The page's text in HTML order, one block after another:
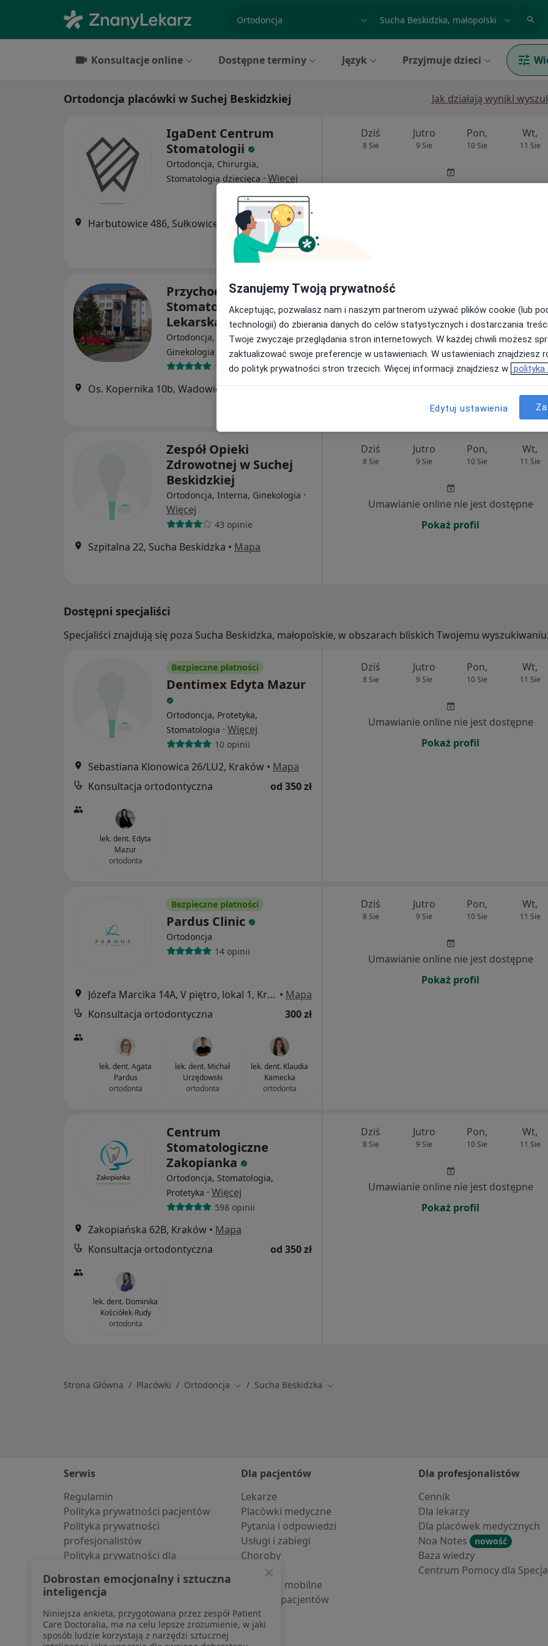
Konsultacje online Dostępne terminy Język Przyjmuje dzieci
Ortodoncja placówki w Suchej Beskidzkiej Jak działają wyniki
IgaDent Centrum
Stomatologii
Ortodoncja, Chirurgia,
Stomatologia dziecięca · Więcej
Harbutowice 486, Sułkowice Mapa
Dziś
8 Sie
Jutro
9 Sie
Pon,
10 Sie
Wt,
11 Sie
Przychodnia
Stomatologiczno -
Lekarska "MEDYCYNA"
Ortodoncja, Stomatologia,
Ginekologia
Więcej
15 opinii
Os. Kopernika 10b, Wadowice
Dziś
11 Sie
Umawianie online nie jest dostępne
Pokaż profil
Zespół Opieki
Zdrowotnej w Suchej
Beskidzkiej
Ortodoncja, Interna, Ginekologia ·
Więcej
43 opinie
Szpitalna 22, Sucha Beskidzka • Mapa
Dziś
8 Sie
Jutro
9 Sie
Pon,
10 Sie
Wt,
11 Sie
Umawianie online nie jest dostępne
Pokaż profil
Dostępni specjaliści
Specjaliści znajdują się poza Sucha Beskidzka, małopolskie, w obszarach bliskich Twojemu wyszukiwaniu.
Bezpieczne płatności
Dentimex Edyta Mazur
Ortodoncja, Protetyka,
Stomatologia · Więcej
10 opinii
Sebastiana Klonowica 26/LU2, Kraków • Mapa
Konsultacja ortodontyczna
od 350 zł
lek. dent. Edyta
Mazur
ortodonta
Dziś
8 Sie
Jutro
9 Sie
Pon,
10 Sie
Wt,
11 Sie
Umawianie online nie jest dostępne
Pokaż profil
Bezpieczne płatności
Pardus Clinic
Ortodoncja
14 opinii
Józefa Marcika 14A, V piętro, lokal 1, Kraków • Mapa
Konsultacja ortodontyczna
300 zł
lek. dent. Agata
Pardus
ortodonta
lek. dent. Michał
Urzędowski
ortodonta
lek. dent. Klaudia
Kamecka
ortodonta
Dziś
8 Sie
Jutro
9 Sie
Pon,
10 Sie
Wt,
11 Sie
Umawianie online nie jest dostępne
Pokaż profil
Centrum
Stomatologiczne
Zakopianka
Ortodoncja, Stomatologia,
Protetyka · Więcej
598 opinii
Zakopiańska 62B, Kraków • Mapa
Konsultacja ortodontyczna
od 350 zł
lek. dent. Dominika
Kościółek-Rudy
ortodonta
Dziś
8 Sie
Jutro
9 Sie
Pon,
10 Sie
Wt,
11 Sie
Umawianie online nie jest dostępne
Pokaż profil
Strona Główna Placówki Ortodoncja Zmień miasto
Sucha Beskidzka Zmień miasto
Serwis
Regulamin
Polityka prywatności pacjentów
Polityka prywatności
profesjonalistów
Polityka prywatności dla
pozyskaliśmy samodzielnie
Polityka cookies
Jak działają wyniki wyszukiwania
Dostępność
Dla pacjentów
Lekarze
Placówki medyczne
Pytania i odpowiedzi
Usługi i zabiegi
Choroby
Pomoc
Aplikacje mobilne
Blog dla pacjentów
Dla profesjonalistów
Cennik
Dla lekarzy
Dla placówek medycznych
Noa Notes
nowość
Baza wiedzy
Centrum Pomocy dla
Szanujemy Twoją prywatność
Akceptując, pozwalasz nam i naszym partnerom używać plików cookie (lub
technologii) do zbierania danych do celów statystycznych i dostarczania
Twoje zwyczaje przeglądania stron internetowych. W każdej chwili możesz
zaktualizować swoje preferencje w ustawieniach. W ustawieniach znajdziesz
do polityk prywatności stron trzecich. Więcej informacji znajdziesz w polityka
Edytuj ustawienia
Dobrostan emocjonalny i sztuczna
inteligencja
Niniejsza ankieta, przygotowana przez zespół Patient
Care Doctoralia, ma na celu lepsze zrozumienie, w jaki
sposób ludzie korzystają z narzędzi sztucznej